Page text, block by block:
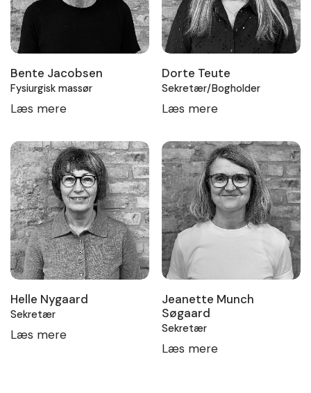
Bente Jacobsen
Fysiurgisk massør
Læs mere
Dorte Teute
Sekretær/Bogholder
Læs mere
Helle Nygaard
Sekretær
Læs mere
Jeanette Munch
Søgaard
Sekretær
Læs mere